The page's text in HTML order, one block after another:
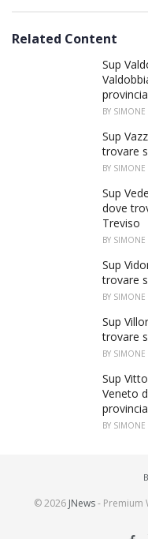
e
Related Content
Sup
BY SIMONE
Sup
trovare
BY SIMONE
Sup
dove
Treviso
BY SIMONE
Sup
trovare
BY SIMONE
Sup
trovare
BY SIMONE
Sup
Veneto
BY SIMONE
© 2026 JNews- Premium